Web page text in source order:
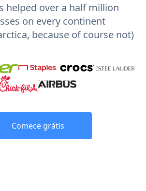
helped over a half million
on every continent
because of course not)
Comece grátis